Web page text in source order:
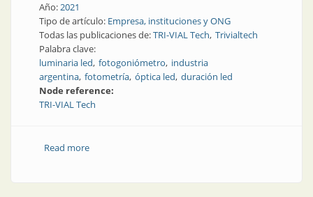
Año:2021
Tipo de artículo: Empresa, instituciones y ONG
Todas las publicaciones de:TRI-VIAL Tech Trivialtech
Palabra clave:
luminaria led fotogoniómetro industria
argentina fotometría óptica led duración led
Node reference:
TRI-VIAL Tech
Read moreabout En qué consiste ofrecer tecnología led